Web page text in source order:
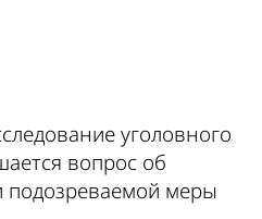
уголовного
вопрос об
меры